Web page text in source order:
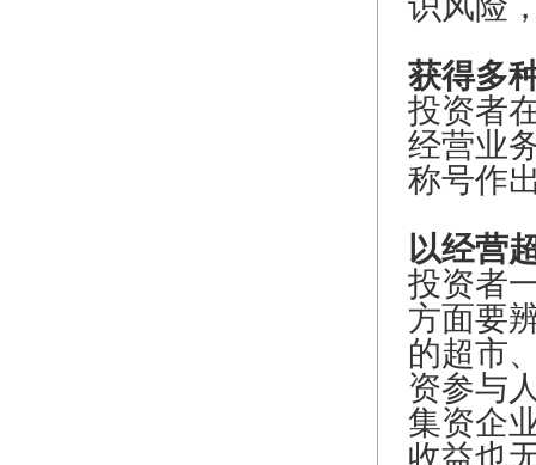
获得多
投资者
经营业
称号作
以经营
投资者
方面要
的超市
资参与
集资企
收益也